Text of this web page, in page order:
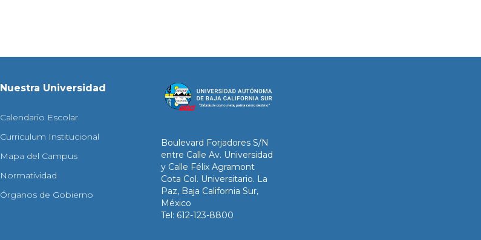
Nuestra Universidad
Calendario Escolar
Curriculum Institucional
Mapa del Campus
Normatividad
Órganos de Gobierno
Boulevard Forjadores S/N
entre Calle Av. Universidad
y Calle Félix Agramont
Cota Col. Universitario. La
Paz, Baja California Sur,
México
Tel: 612-123-8800